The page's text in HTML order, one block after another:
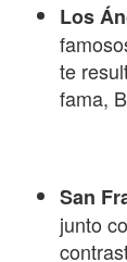
Los
te
fama,
San
junto